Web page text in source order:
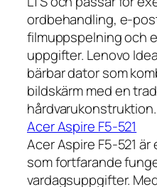
ordbehandling, e-
filmuppspelning och
uppgifter. Lenovo
bärbar dator som
bildskärm med en
Acer Aspire F5-521
Acer Aspire F5-521
som fortfarande
vardagsuppgifter.